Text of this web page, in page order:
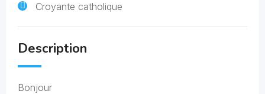
Croyante catholique
Description
Bonjour